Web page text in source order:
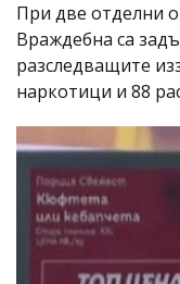
При две отделни
Враждебна са
разследващите
наркотици и 88